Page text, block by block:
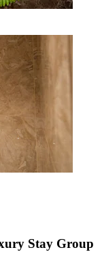
Stay Group